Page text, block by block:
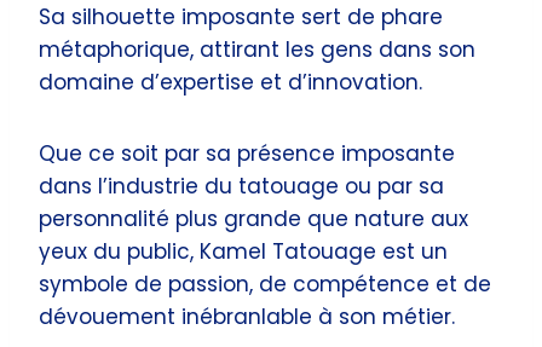
Sa silhouette imposante sert de phare
métaphorique, attirant les gens dans son
domaine d’expertise et d’innovation.
Que ce soit par sa présence imposante
dans l’industrie du tatouage ou par sa
personnalité plus grande que nature aux
yeux du public, Kamel Tatouage est un
symbole de passion, de compétence et de
dévouement inébranlable à son métier.